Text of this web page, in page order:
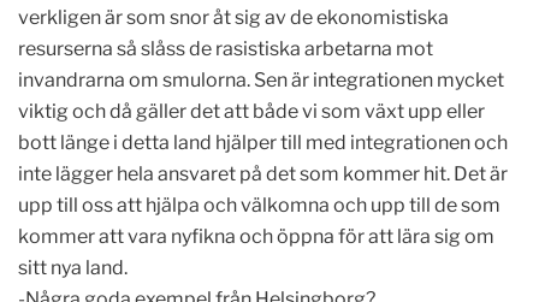
verkligen är som snor åt sig av de ekonomistiska
resurserna så slåss de rasistiska arbetarna mot
invandrarna om smulorna. Sen är integrationen mycket
viktig och då gäller det att både vi som växt upp eller
bott länge i detta land hjälper till med integrationen och
inte lägger hela ansvaret på det som kommer hit. Det är
upp till oss att hjälpa och välkomna och upp till de som
kommer att vara nyfikna och öppna för att lära sig om
sitt nya land.